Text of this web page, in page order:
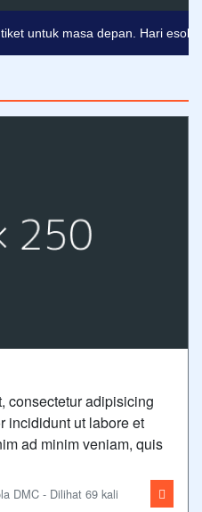
masa depan. Hari esok
consectetur adipisicing
incididunt ut labore et
ad minim veniam, quis
DMC - Dilihat 69 kali